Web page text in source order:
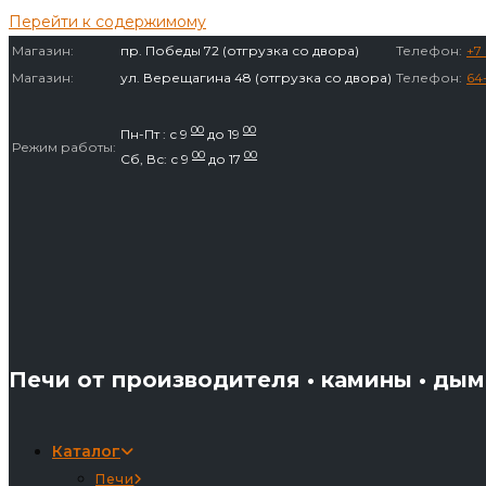
Перейти к содержимому
Магазин: пр. Победы 72 (отгрузка со двора) Телефон: +7
Магазин:
ул. Верещагина 48 (отгрузка со двора) Телефон:
Режим работы:
Пн-Пт : с 9 00 до 19 00
Сб, Вс: с 9 00 до 17 00
Печи от производителя • камины •
Каталог
Печи